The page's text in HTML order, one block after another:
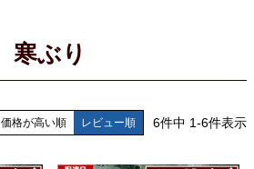
寒ぶり
価格が高い順 レビュー順 6件中 1-6件表示